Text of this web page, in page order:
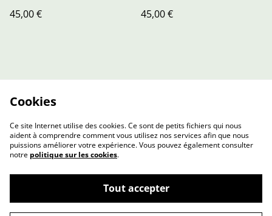
45,00 €
45,00 €
Politique de
confidentialité
Politique de cookies
Cookies
Ce site Internet utilise des cookies. Ce sont de petits fichiers qui nous
aident à comprendre comment vous utilisez nos services afin que nous
puissions améliorer votre expérience. Vous pouvez également consulter
notre politique sur les cookies.
Tout accepter